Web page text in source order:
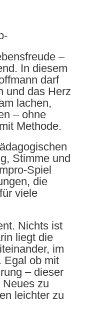
–
In diesem
darf
und das Herz
lachen,
– ohne
Methode.
Stimme und
Spiel
die
viele
Nichts ist
liegt die
im
Egal ob mit
– dieser
zu
leichter zu